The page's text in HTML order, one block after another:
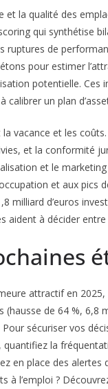
et la qualité des
qui synthétise
ruptures de
pour estimer
potentielle. Ces
calibrer un plan
vacance et les
et la conformité
et le
et aux
milliard d’euros
aident à décider
attractif en
de 64 %, 6,8
sécuriser vos
la
en place des alertes
à l’emploi ?